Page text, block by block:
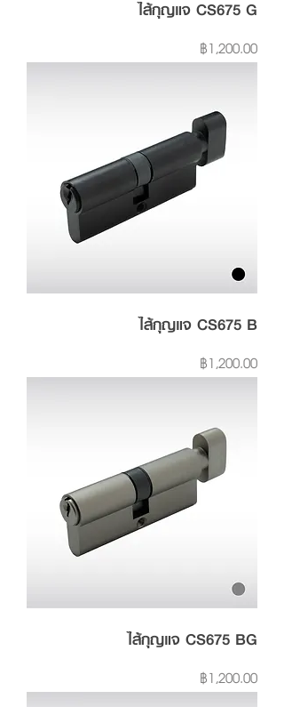
ไส้กุญแจ CS675 G
Price
฿1,200.00
ไส้กุญแจ CS675 B
Price
฿1,200.00
ไส้กุญแจ CS675 BG
Price
฿1,200.00